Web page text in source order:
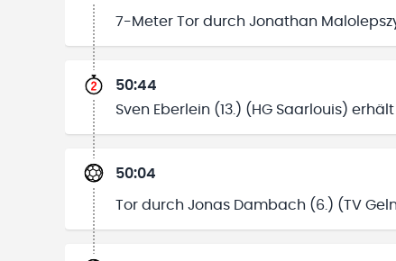
7-Meter Tor durch Jonathan
50:44
Sven Eberlein (13.) (HG Saarlouis)
50:04
Tor durch Jonas Dambach (6.) (TV